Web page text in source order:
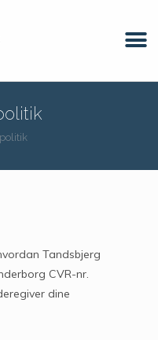
Tandsbjerg
CVR-nr.
dine